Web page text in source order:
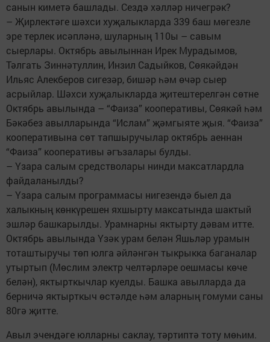
санын киметә башлады. Сездә хәлләр ничегрәк?
– Җирлектәге шәхси хуҗалыкларда 339 баш мөгезле
эре терлек исәпләнә, шуларның 110ы – савым
сыерлары. Октябрь авылыннан Ирек Мурадымов,
Тәлгать Зиннәтуллин, Инзил Садыйков, Сөякәйдән
Ильяс Алекберов сигезәр, бишәр һәм өчәр сыер
асрыйлар. Шәхси хуҗалыкларда җитештерелгән сөтне
Октябрь авылында – “Фаиза” кооперативы, Сөякәй һәм
Бәкәбез авылларында “Ислам” җәмгыяте җыя. “Фаиза”
кооперативына сөт тапшыручылар октябрь аеннан
“Фаиза” кооперативы әгъзалары булды.
– Үзара салым средстволары нинди максатлардла
файдаланылды?
– Үзара салым программасы нигезендә быел да
халыкның көнкүрешен яхшырту максатында шактый
эшләр башкарылды. Урамнарны яктырту дәвам итте.
Октябрь авылында Үзәк урам белән Яшьләр урамын
тоташтыручы төп юлга әйләнгән тыкрыкка баганалар
утыртып (Мөслим электр челтәрләре оешмасы көче
белән), яктырткычлар куелды. Башка авылларда да
берничә яктырткыч өстәлде һәм аларның гомуми саны
80гә җитте.
Авыл эчендәге юлларны саклау, тәртиптә тоту мөһим.